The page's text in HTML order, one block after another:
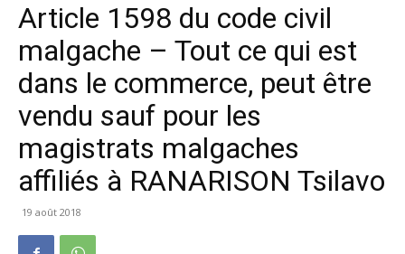
Article 1598 du code civil
malgache – Tout ce qui est
dans le commerce, peut être
vendu sauf pour les
magistrats malgaches
affiliés à RANARISON Tsilavo
19 août 2018